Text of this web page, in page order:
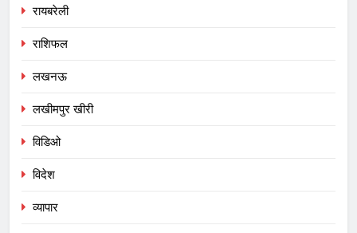
रायबरेली
राशिफल
लखनऊ
लखीमपुर खीरी
विडिओ
विदेश
व्यापार